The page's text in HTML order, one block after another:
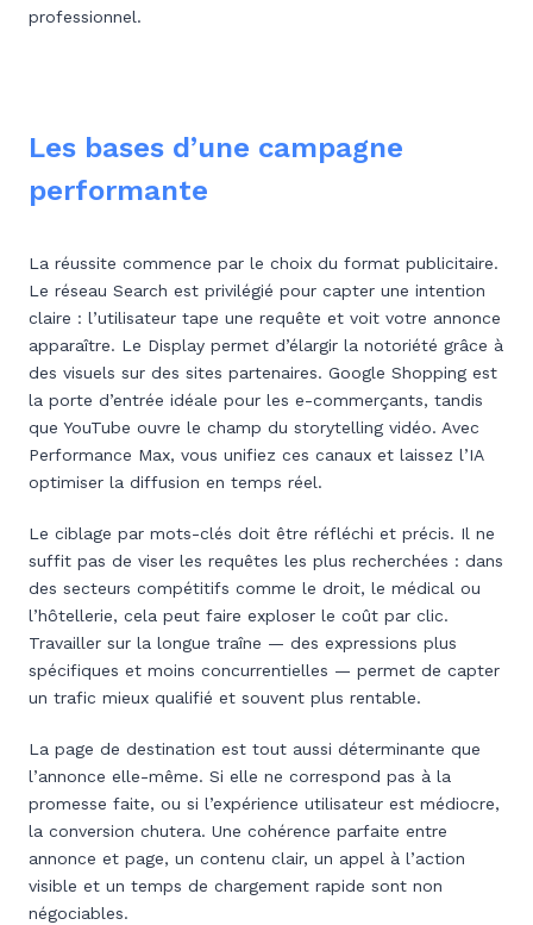
professionnel.
Les bases d’une campagne
performante
La réussite commence par le choix du format publicitaire.
Le réseau Search est privilégié pour capter une intention
claire : l’utilisateur tape une requête et voit votre annonce
apparaître. Le Display permet d’élargir la notoriété grâce à
des visuels sur des sites partenaires. Google Shopping est
la porte d’entrée idéale pour les e-commerçants, tandis
que YouTube ouvre le champ du storytelling vidéo. Avec
Performance Max, vous unifiez ces canaux et laissez l’IA
optimiser la diffusion en temps réel.
Le ciblage par mots-clés doit être réfléchi et précis. Il ne
suffit pas de viser les requêtes les plus recherchées : dans
des secteurs compétitifs comme le droit, le médical ou
l’hôtellerie, cela peut faire exploser le coût par clic.
Travailler sur la longue traîne — des expressions plus
spécifiques et moins concurrentielles — permet de capter
un trafic mieux qualifié et souvent plus rentable.
La page de destination est tout aussi déterminante que
l’annonce elle-même. Si elle ne correspond pas à la
promesse faite, ou si l’expérience utilisateur est médiocre,
la conversion chutera. Une cohérence parfaite entre
annonce et page, un contenu clair, un appel à l’action
visible et un temps de chargement rapide sont non
négociables.